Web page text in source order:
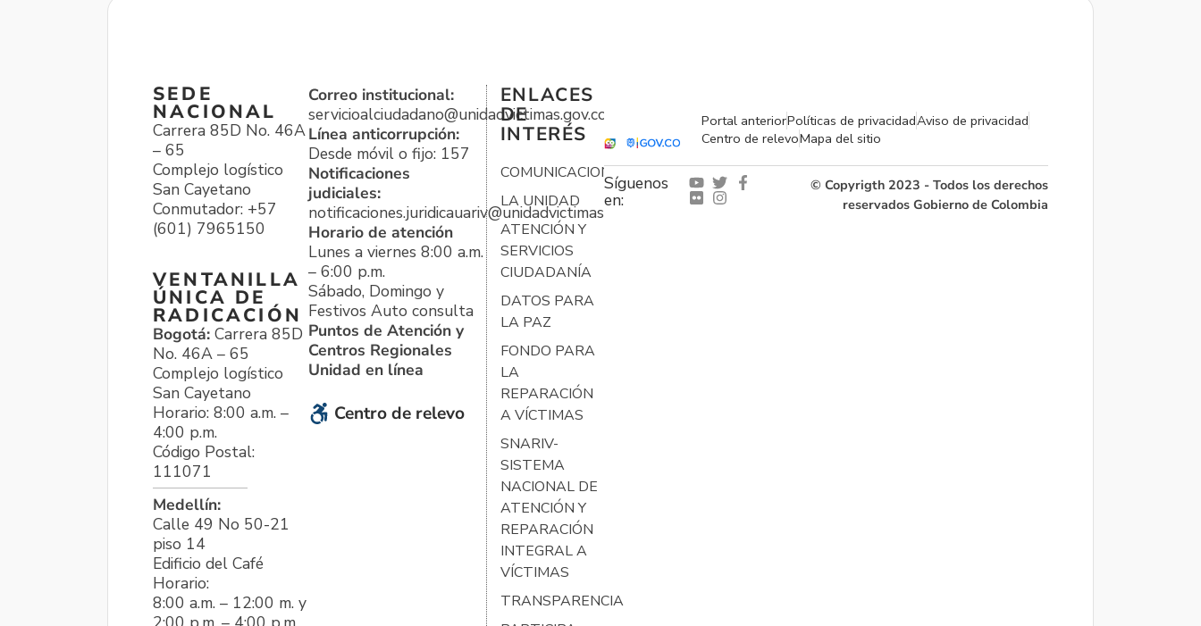
SEDE
NACIONAL
Carrera 85D No. 46A
– 65
Complejo logístico
San Cayetano
Conmutador: +57
(601) 7965150
VENTANILLA
ÚNICA DE
RADICACIÓN
Bogotá: Carrera 85D
No. 46A – 65
Complejo logístico
San Cayetano
Horario: 8:00 a.m. –
4:00 p.m.
Código Postal:
111071
Medellín:
Calle 49 No 50-21
piso 14
Edificio del Café
Horario:
8:00 a.m. – 12:00 m. y
Correo institucional:
servicioalciudadano@unidadvictimas.gov.co
Línea anticorrupción:
Desde móvil o fijo: 157
Notificaciones
judiciales:
notificaciones.juridicauariv@unidadvictimas.gov.co
Horario de atención
Lunes a viernes 8:00 a.m.
– 6:00 p.m.
Sábado, Domingo y
Festivos Auto consulta
Puntos de Atención y
Centros Regionales
Unidad en línea
Centro de relevo
ENLACES
DE
INTERÉS
COMUNICACIONES
LA UNIDAD
ATENCIÓN Y
SERVICIOS
CIUDADANÍA
DATOS PARA
LA PAZ
FONDO PARA
LA
REPARACIÓN
A VÍCTIMAS
SNARIV-
SISTEMA
NACIONAL DE
ATENCIÓN Y
REPARACIÓN
INTEGRAL A
VÍCTIMAS
TRANSPARENCIA
Portal anteriorPolíticas de privacidadAviso de privacidad
Centro de relevoMapa del sitio
Síguenos
en:
© Copyrigth 2023 - Todos los derechos
reservados Gobierno de Colombia